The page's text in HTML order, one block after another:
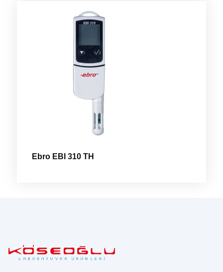
Ebro EBI 310 TH